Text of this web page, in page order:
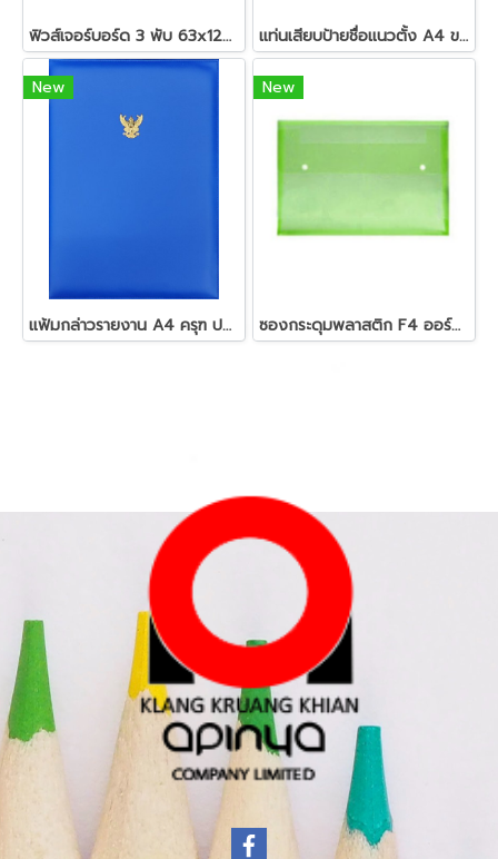
ฟิวส์เจอร์บอร์ด 3 พับ 63x120 คละสี แท่นเสียบป้ายชื่อแนวตั้ง A4 ขาว ฮอร์ค HK-B491
New
แฟ้มกล่าวรายงาน A4 ครุฑ ปกหนัง
New
ซองกระดุมพลาสติก F4 ออร์ก้า B-154